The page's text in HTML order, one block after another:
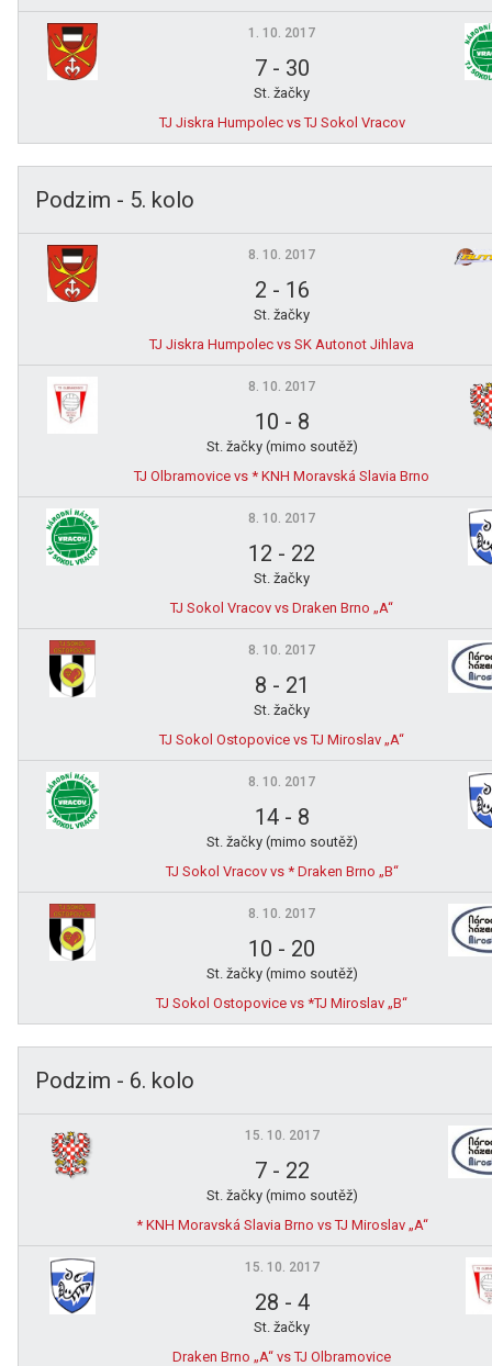
1. 10. 2017
7- 30
St. žačky
TJ Jiskra Humpolec vs TJ Sokol Vracov
Podzim - 5. kolo
8. 10. 2017
2 - 16
St. žačky
TJ Jiskra Humpolec vs SK Autonot Jihlava
8. 10. 2017
10 - 8
St. žačky (mimo soutěž)
TJ Olbramovice vs * KNH Moravská Slavia Brno
8. 10. 2017
12 - 22
St. žačky
TJ Sokol Vracov vs Draken Brno „A“
8. 10. 2017
8 - 21
St. žačky
TJ Sokol Ostopovice vs TJ Miroslav „A“
8. 10. 2017
14- 8
St. žačky (mimo soutěž)
TJ Sokol Vracov vs * Draken Brno „B“
8. 10. 2017
10 - 20
St. žačky (mimo soutěž)
TJ Sokol Ostopovice vs *TJ Miroslav „B“
Podzim - 6. kolo
15. 10. 2017
7- 22
St. žačky (mimo soutěž)
* KNH Moravská Slavia Brno vs TJ Miroslav „A“
15. 10. 2017
28 - 4
St. žačky
Draken Brno „A“ vs TJ Olbramovice